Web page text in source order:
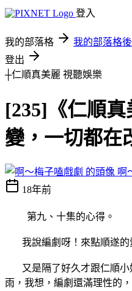
登入
我的部落格 我的部落格
登出
┼仁順真美麗 視聽娛樂
[235]《仁順
變，一切都在
啊
18年前
第九、十集的心得。
我說編劇呀！來點順遂的
又是隔了好久才跟仁順小
雨，我想，編劇還滿理性的